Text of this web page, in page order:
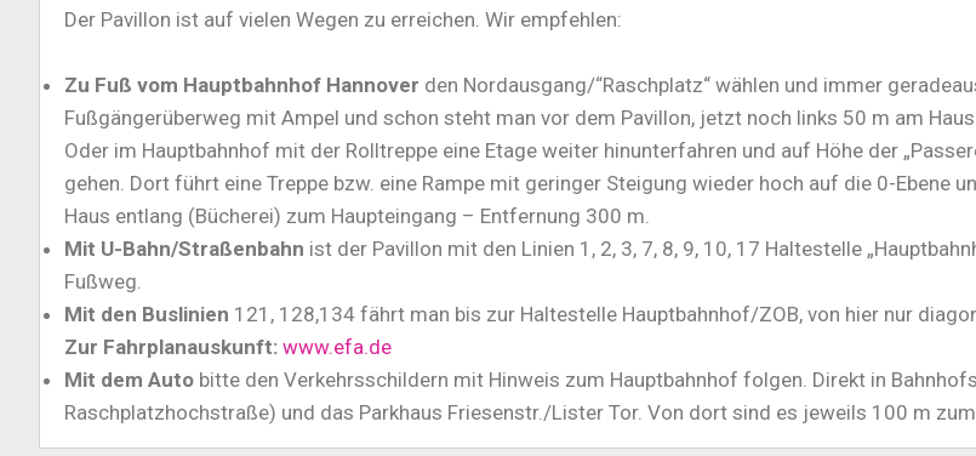
Der Pavillon ist auf vielen Wegen zu erreichen. Wir empfehlen:
Zu Fuß vom Hauptbahnhof Hannover den Nordausgang/“Raschplatz“ wählen und immer
Fußgängerüberweg mit Ampel und schon steht man vor dem Pavillon, jetzt noch links 50 m am
Oder im Hauptbahnhof mit der Rolltreppe eine Etage weiter hinunterfahren und auf Höhe der
gehen. Dort führt eine Treppe bzw. eine Rampe mit geringer Steigung wieder hoch auf die 0-Ebene
Haus entlang (Bücherei) zum Haupteingang – Entfernung 300 m.
Mit U-Bahn/Straßenbahn ist der Pavillon mit den Linien 1, 2, 3, 7, 8, 9, 10, 17 Haltestelle
Fußweg.
Mit den Buslinien 121, 128,134 fährt man bis zur Haltestelle Hauptbahnhof/ZOB, von hier nur
Zur Fahrplanauskunft: www.efa.de
Mit dem Auto bitte den Verkehrsschildern mit Hinweis zum Hauptbahnhof folgen. Direkt in
Raschplatzhochstraße) und das Parkhaus Friesenstr./Lister Tor. Von dort sind es jeweils 100 m